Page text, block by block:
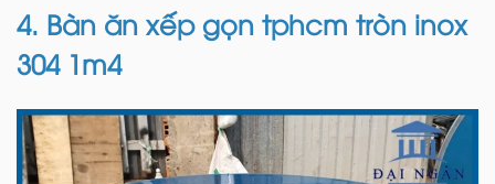
4. Bàn ăn xếp gọn tphcm tròn inox
304 1m4